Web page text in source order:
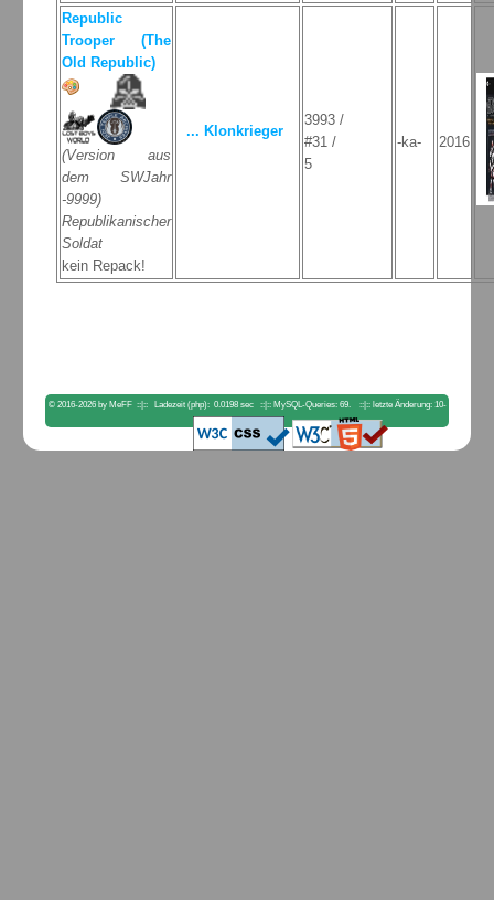
Republic
Trooper (The
Old Republic)
(Version aus
dem SWJahr
-9999)
Republikanischer
Soldat
kein Repack!
... Klonkrieger
3993 /
#31 /
5
-ka- 2016
© 2016-2026 by MeFF ::|:: Ladezeit (php): 0.0198 sec ::|:: MySQL-Queries: 69. ::|:: letzte Änderung: 10-